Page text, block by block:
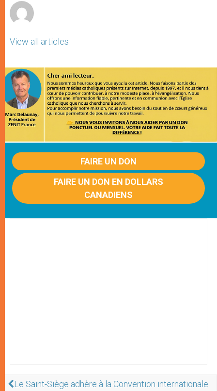
View all articles
FAIRE UN DON
FAIRE UN DON EN DOLLARS
CANADIENS
Le Saint-Siège adhère à la Convention internationale